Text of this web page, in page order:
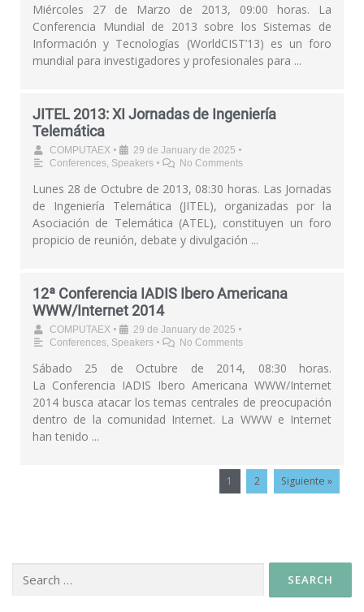
Miércoles 27 de Marzo de 2013, 09:00 horas. La
Conferencia Mundial de 2013 sobre los Sistemas de
Información y Tecnologías (WorldCIST’13) es un foro
mundial para investigadores y profesionales para ...
JITEL 2013: XI Jornadas de Ingeniería
Telemática
COMPUTAEX • 29 de January de 2025 •
Conferences Speakers • No Comments
Lunes 28 de Octubre de 2013, 08:30 horas. Las Jornadas
de Ingeniería Telemática (JITEL), organizadas por la
Asociación de Telemática (ATEL), constituyen un foro
propicio de reunión, debate y divulgación ...
12ª Conferencia IADIS Ibero Americana
WWW/Internet 2014
COMPUTAEX • 29 de January de 2025 •
Conferences Speakers • No Comments
Sábado 25 de Octubre de 2014, 08:30 horas.
La Conferencia IADIS Ibero Americana WWW/Internet
2014 busca atacar los temas centrales de preocupación
dentro de la comunidad Internet. La WWW e Internet
han tenido ...
1 2 Siguiente »